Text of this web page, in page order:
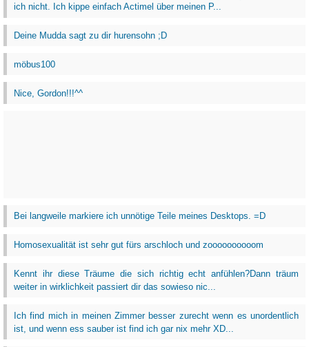
ich nicht. Ich kippe einfach Actimel über meinen P...
Deine Mudda sagt zu dir hurensohn ;D
möbus100
Nice, Gordon!!!^^
Bei langweile markiere ich unnötige Teile meines Desktops. =D
Homosexualität ist sehr gut fürs arschloch und zoooooooooom
Kennt ihr diese Träume die sich richtig echt anfühlen?Dann träum
weiter in wirklichkeit passiert dir das sowieso nic...
Ich find mich in meinen Zimmer besser zurecht wenn es unordentlich
ist, und wenn ess sauber ist find ich gar nix mehr XD...